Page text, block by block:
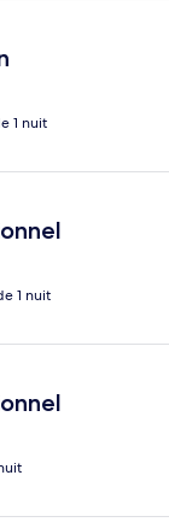
1 nuit
1 nuit